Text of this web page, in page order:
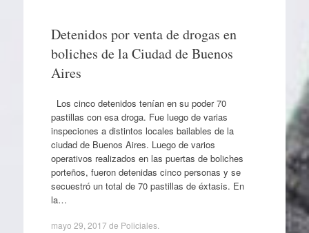
Detenidos por venta de drogas en
boliches de la Ciudad de Buenos
Aires
Los cinco detenidos tenían en su poder 70
pastillas con esa droga. Fue luego de varias
inspeciones a distintos locales bailables de la
ciudad de Buenos Aires. Luego de varios
operativos realizados en las puertas de boliches
porteños, fueron detenidas cinco personas y se
secuestró un total de 70 pastillas de éxtasis. En
la…
mayo 29, 2017 de Policiales.